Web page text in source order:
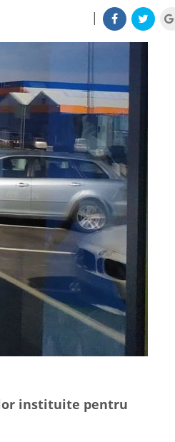
|
instituite pentru